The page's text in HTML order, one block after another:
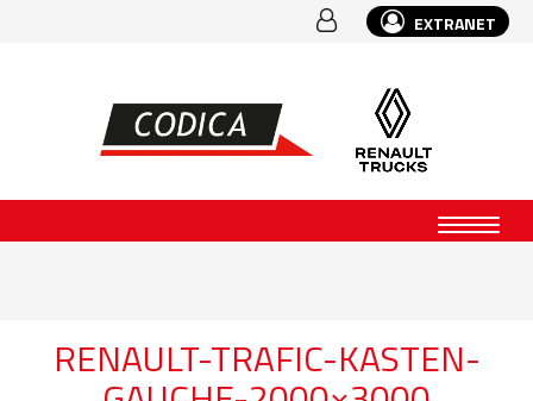
EXTRANET
RENAULT-TRAFIC-KASTEN-